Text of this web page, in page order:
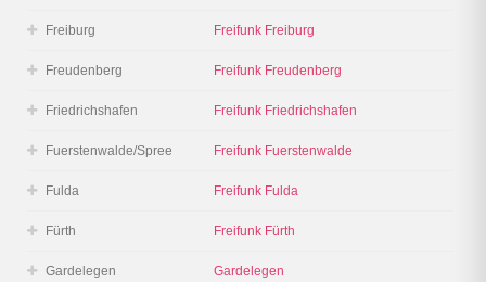
Freiburg Freifunk Freiburg
Freudenberg Freifunk Freudenberg
Friedrichshafen Freifunk Friedrichshafen
Fuerstenwalde/Spree Freifunk Fuerstenwalde
Fulda Freifunk Fulda
Fürth Freifunk Fürth
Gardelegen Gardelegen